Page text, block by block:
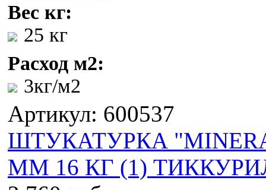
Вес кг:
25 кг
Расход м2:
3кг/м2
Артикул: 600537
ШТУКАТУРКА
ММ 16 КГ (1)